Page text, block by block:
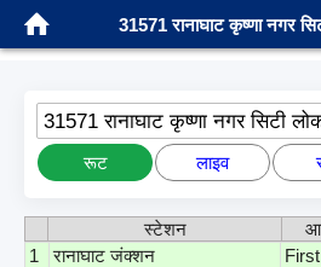
31571 रानाघाट कृष्णा नगर
31571 रानाघाट कृष्णा नगर सिटी
रूट लाइव
स्टेशन
1
रानाघाट जंक्शन First